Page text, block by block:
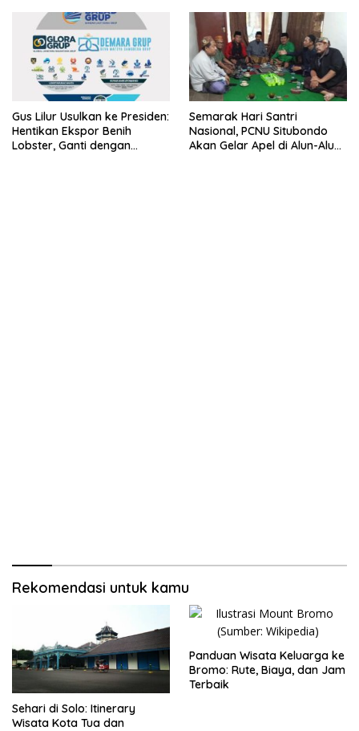
Gus Lilur Usulkan ke Presiden:
Hentikan Ekspor Benih
Lobster, Ganti dengan
Semarak Hari Santri
Nasional, PCNU Situbondo
Akan Gelar Apel di Alun-Alun
Rekomendasi untuk kamu
Sehari di Solo: Itinerary
Wisata Kota Tua dan
Panduan Wisata Keluarga ke
Bromo: Rute, Biaya, dan Jam
Terbaik